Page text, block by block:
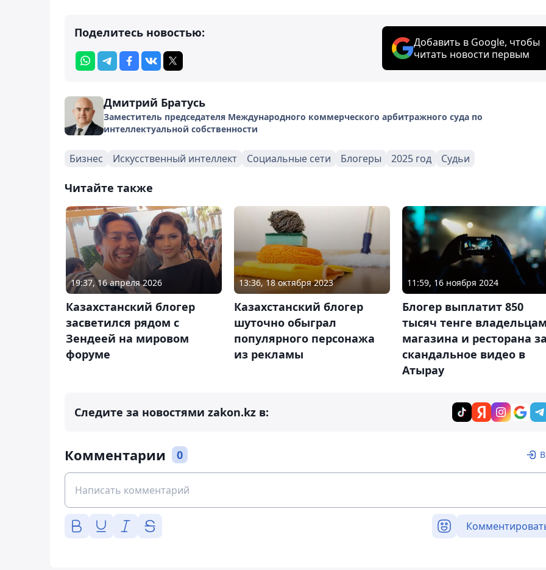
Поделитесь новостью:
Добавить в Google, чтобы
читать новости первым
Дмитрий Братусь
Заместитель председателя Международного коммерческого арбитражного суда по
интеллектуальной собственности
Бизнес Искусственный интеллект Социальные сети Блогеры 2025 год Судьи
Читайте также
19:37, 16 апреля 2026
Казахстанский блогер
засветился рядом с
Зендеей на мировом
форуме
13:36, 18 октября 2023
Казахстанский блогер
шуточно обыграл
популярного персонажа
из рекламы
11:59, 16 ноября 2024
Блогер выплатит 850
тысяч тенге
магазина и ресторана
скандальное видео в
Атырау
Следите за новостями zakon.kz в:
Комментарии 0